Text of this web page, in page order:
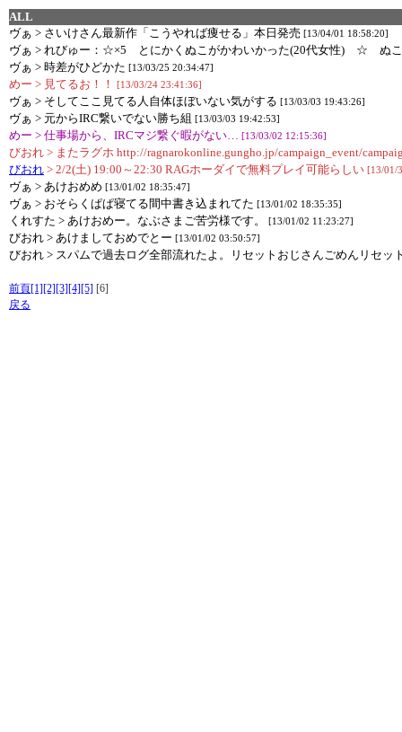
ALL
ヴぁ > さいけさん最新作「こうやれば痩せる」本日発売 [13/04/01 18:58:20]
ヴぁ > れびゅー：☆×5 とにかくぬこがかわいかった(20代女性) ☆ ぬこ
ヴぁ > 時差がひどかた [13/03/25 20:34:47]
めー > 見てるお！！ [13/03/24 23:41:36]
ヴぁ > そしてここ見てる人自体ほぼいない気がする [13/03/03 19:43:26]
ヴぁ > 元からIRC繋いでない勝ち組 [13/03/03 19:42:53]
めー > 仕事場から、IRCマジ繋ぐ暇がない… [13/03/02 12:15:36]
びおれ > またラグホ http://ragnarokonline.gungho.jp/campaign_event/
びおれ > 2/2(土) 19:00～22:30 RAGホーダイで無料プレイ可能らしい [13/01/
ヴぁ > あけおめめ [13/01/02 18:35:47]
ヴぁ > おそらくぱぱ寝てる間中書き込まれてた [13/01/02 18:35:35]
くれすた > あけおめー。なぶさまご苦労様です。 [13/01/02 11:23:27]
びおれ > あけましておめでとー [13/01/02 03:50:57]
びおれ > スパムで過去ログ全部流れたよ。リセットおじさんごめんリセッ
前頁[1][2][3][4][5] [6]
戻る